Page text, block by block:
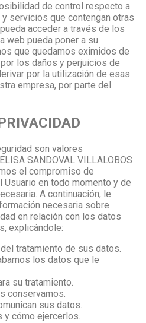
de control respecto a
servicios que contengan otras
acceder a través de los
web pueda poner a su
que quedamos eximidos de
los daños y perjuicios de
por la utilización de esas
empresa, por parte del
son valores
SANDOVAL VILLALOBOS
el compromiso de
Usuario en todo momento y de
A continuación, le
necesaria sobre
en relación con los datos
explicándole:
tratamiento de sus datos.
los datos que le
su tratamiento.
conservamos.
sus datos.
y cómo ejercerlos.